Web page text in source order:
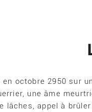
en octobre 2950 sur
une âme
lâches, appel à